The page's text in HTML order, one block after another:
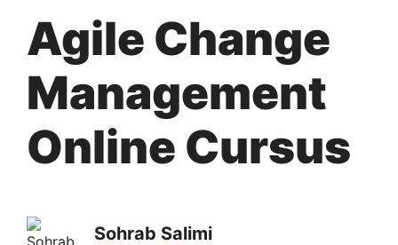
Agile Change
Management
Online Cursus
Sohrab Salimi